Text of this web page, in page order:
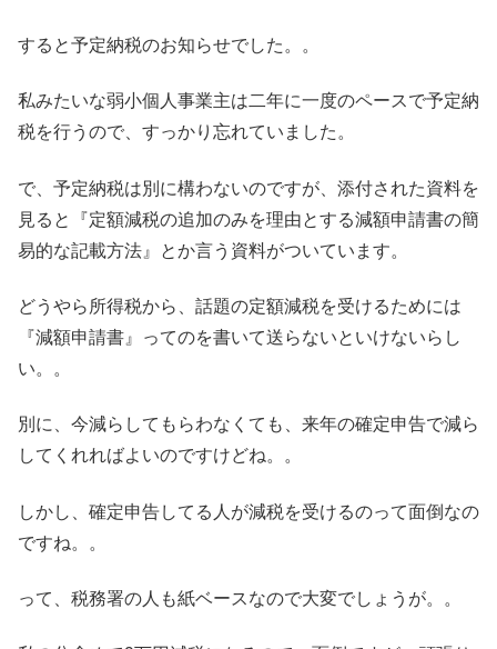
すると予定納税のお知らせでした。。
私みたいな弱小個人事業主は二年に一度のペースで予定納
税を行うので、すっかり忘れていました。
で、予定納税は別に構わないのですが、添付された資料を
見ると『定額減税の追加のみを理由とする減額申請書の簡
易的な記載方法』とか言う資料がついています。
どうやら所得税から、話題の定額減税を受けるためには
『減額申請書』ってのを書いて送らないといけないらし
い。。
別に、今減らしてもらわなくても、来年の確定申告で減ら
してくれればよいのですけどね。。
しかし、確定申告してる人が減税を受けるのって面倒なの
ですね。。
って、税務署の人も紙ベースなので大変でしょうが。。